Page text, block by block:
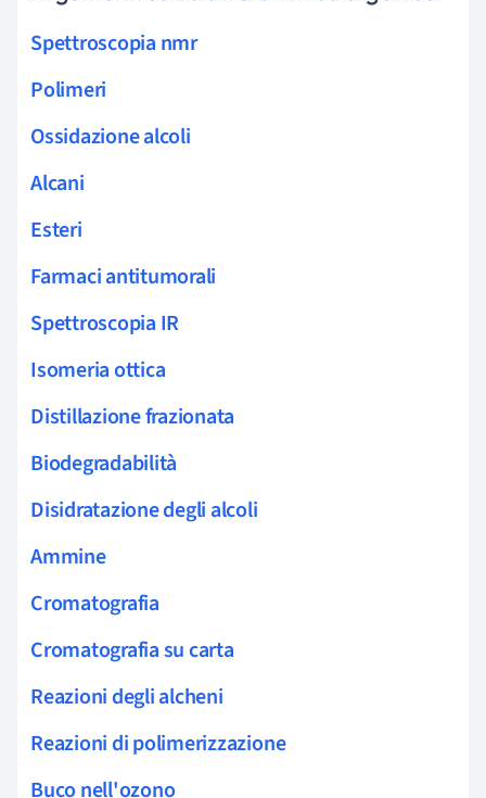
Spettroscopia nmr
Polimeri
Ossidazione alcoli
Alcani
Esteri
Farmaci antitumorali
Spettroscopia IR
Isomeria ottica
Distillazione frazionata
Biodegradabilità
Disidratazione degli alcoli
Ammine
Cromatografia
Cromatografia su carta
Reazioni degli alcheni
Reazioni di polimerizzazione
Buco nell'ozono